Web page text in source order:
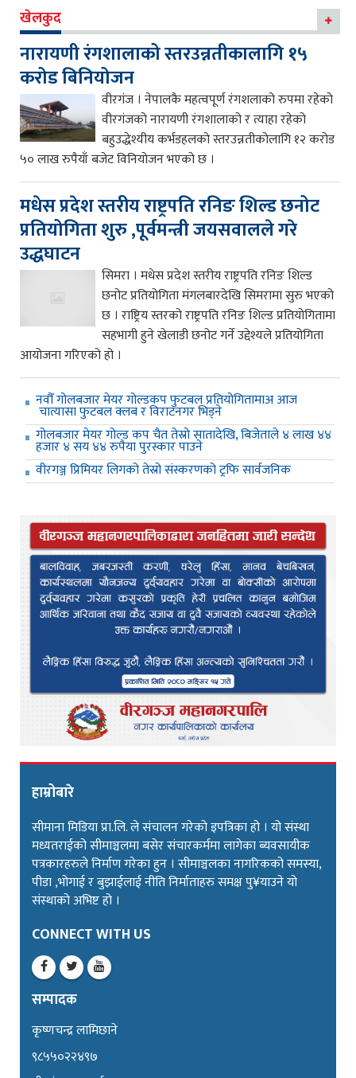
खेलकुद
नारायणी रंगशालाको स्तरउन्नतीकालागि १५
करोड बिनियोजन
वीरगंज । नेपालकै महत्वपूर्ण रंगशलाको रुपमा रहेको
वीरगंजको नारायणी रंगशालाको र त्याहा रहेको
बहुउद्धेश्यीय कर्भडहलको स्तरउन्नतीकोलागि १२ करोड
५० लाख रुपैयाँ बजेट विनियोजन भएको छ ।
मधेस प्रदेश स्तरीय राष्ट्रपति रनिङ शिल्ड छनोट
प्रतियोगिता शुरु ,पूर्वमन्त्री जयसवालले गरे
उद्धघाटन
सिमरा । मधेस प्रदेश स्तरीय राष्ट्रपति रनिङ शिल्ड
छनोट प्रतियोगिता मंगलबारदेखि सिमरामा सुरु भएको
छ । राष्ट्रिय स्तरको राष्ट्रपति रनिङ शिल्ड प्रतियोगितामा
सहभागी हुने खेलाडी छनोट गर्ने उद्देश्यले प्रतियोगिता
आयोजना गरिएको हो ।
नवौँ गोलबजार मेयर गोल्डकप फुटबल प्रतियोगितामाअ आज
चात्यासा फुटबल क्लब र विराटनगर भिड्ने
गोलबजार मेयर गोल्ड कप चैत तेस्रो सातादेखि, बिजेताले ४ लाख ४४
हजार ४ सय ४४ रुपैया पुरस्कार पाउने
वीरगञ्ज प्रिमियर लिगको तेस्रो संस्करणको ट्रफि सार्वजनिक
हाम्रोबारे
सीमाना मिडिया प्रा.लि. ले संचालन गरेको इपत्रिका हो । यो संस्था
मध्यतराईको सीमाञ्चलमा बसेर संचारकर्ममा लागेका ब्यवसायीक
पत्रकारहरुले निर्माण गरेका हुन । सीमाञ्चलका नागरिकको समस्या,
पीडा ,भोगाई र बुझाईलाई नीति निर्माताहरु समक्ष पु¥याउने यो
संस्थाको अभिष्ट हो ।
CONNECT WITH US
सम्पादक
कृष्णचन्द्र लामिछाने
९८५५०२२४९७